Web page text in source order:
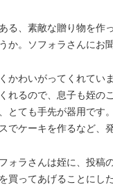
る、素敵な贈り物を作
か。ソフォラさんにお
かわいがってくれてい
れるので、息子も姪の
とても手先が器用です
でケーキを作るなど、
ォラさんは姪に、投稿
買ってあげることにし